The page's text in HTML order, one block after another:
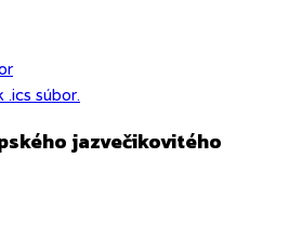
súbor.
jazvečikovitého